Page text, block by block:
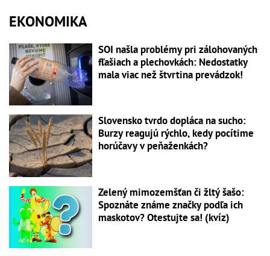
EKONOMIKA
SOI našla problémy pri zálohovaných
fľašiach a plechovkách: Nedostatky
mala viac než štvrtina prevádzok!
Slovensko tvrdo dopláca na sucho:
Burzy reagujú rýchlo, kedy pocítime
horúčavy v peňaženkách?
Zelený mimozemšťan či žltý šašo:
Spoznáte známe značky podľa ich
maskotov? Otestujte sa! (kvíz)